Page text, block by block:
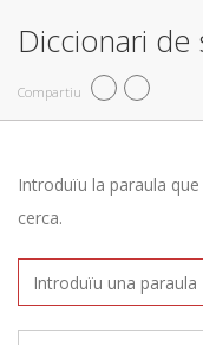
Diccionari de
Compartiu
Introduïu la paraula
cerca.